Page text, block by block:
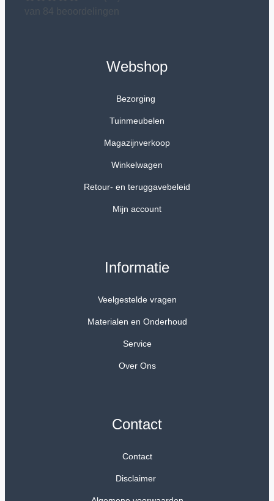
van 84 beoordelingen
Webshop
Bezorging
Tuinmeubelen
Magazijnverkoop
Winkelwagen
Retour- en teruggavebeleid
Mijn account
Informatie
Veelgestelde vragen
Materialen en Onderhoud
Service
Over Ons
Contact
Contact
Disclaimer